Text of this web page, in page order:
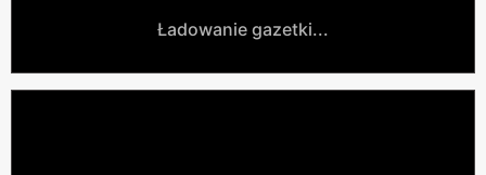
Ładowanie gazetki...